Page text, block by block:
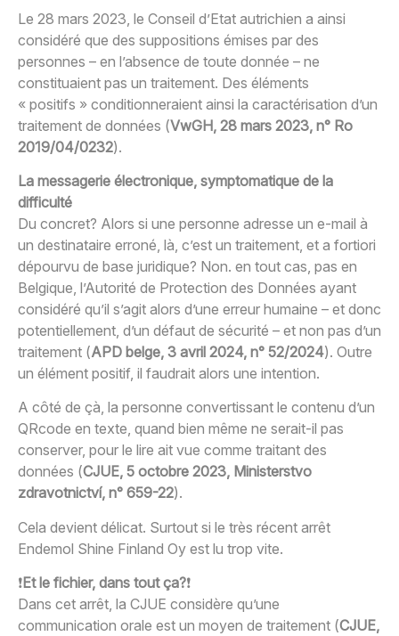
Le 28 mars 2023, le Conseil d’Etat autrichien a ainsi
considéré que des suppositions émises par des
personnes – en l’absence de toute donnée – ne
constituaient pas un traitement. Des éléments
« positifs » conditionneraient ainsi la caractérisation d’un
traitement de données (VwGH, 28 mars 2023, n° Ro
2019/04/0232).
La messagerie électronique, symptomatique de la
difficulté
Du concret? Alors si une personne adresse un e-mail à
un destinataire erroné, là, c’est un traitement, et a fortiori
dépourvu de base juridique? Non. en tout cas, pas en
Belgique, l’Autorité de Protection des Données ayant
considéré qu’il s’agit alors d’une erreur humaine – et donc
potentiellement, d’un défaut de sécurité – et non pas d’un
traitement (APD belge, 3 avril 2024, n° 52/2024). Outre
un élément positif, il faudrait alors une intention.
A côté de çà, la personne convertissant le contenu d’un
QRcode en texte, quand bien même ne serait-il pas
conserver, pour le lire ait vue comme traitant des
données (CJUE, 5 octobre 2023, Ministerstvo
zdravotnictví, n° 659-22).
Cela devient délicat. Surtout si le très récent arrêt
Endemol Shine Finland Oy est lu trop vite.
❗Et le fichier, dans tout ça?❗
Dans cet arrêt, la CJUE considère qu’une
communication orale est un moyen de traitement (CJUE,